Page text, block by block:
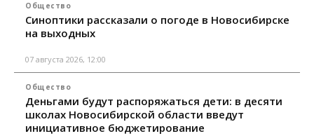
Общество
Синоптики рассказали о погоде в Новосибирске
на выходных
07 августа 2026, 12:00
Общество
Деньгами будут распоряжаться дети: в десяти
школах Новосибирской области введут
инициативное бюджетирование